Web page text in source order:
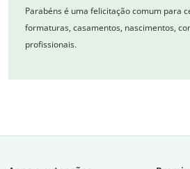
Parabéns é uma felicitação comum para
formaturas, casamentos, nascimentos,
profissionais.